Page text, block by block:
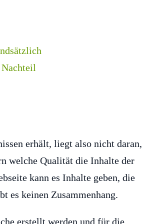
erhält, liegt also nicht daran,
welche Qualität die Inhalte der
kann es Inhalte geben, die
es keinen Zusammenhang.
erstellt werden und für die